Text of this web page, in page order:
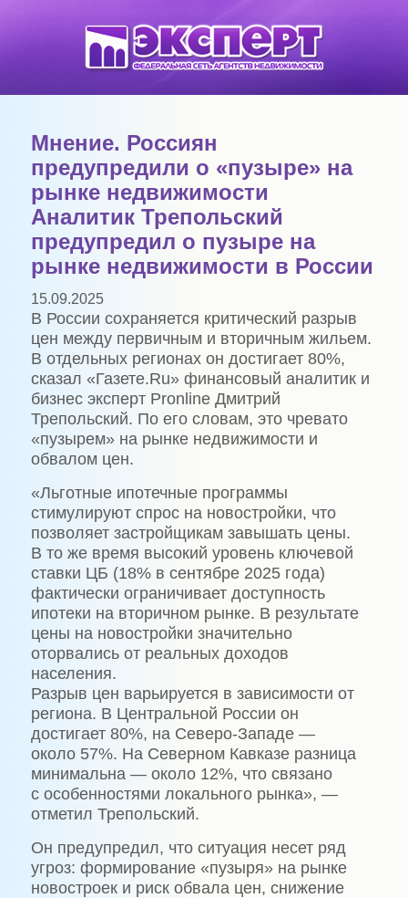
Мнение. Россиян
предупредили о «пузыре» на
рынке недвижимости
Аналитик Трепольский
предупредил о пузыре на
рынке недвижимости в России
15.09.2025
В России сохраняется критический разрыв
цен между первичным и вторичным жильем.
В отдельных регионах он достигает 80%,
сказал «Газете.Ru» финансовый аналитик и
бизнес эксперт Pronline Дмитрий
Трепольский. По его словам, это чревато
«пузырем» на рынке недвижимости и
обвалом цен.
«Льготные ипотечные программы
стимулируют спрос на новостройки, что
позволяет застройщикам завышать цены.
В то же время высокий уровень ключевой
ставки ЦБ (18% в сентябре 2025 года)
фактически ограничивает доступность
ипотеки на вторичном рынке. В результате
цены на новостройки значительно
оторвались от реальных доходов
населения.
Разрыв цен варьируется в зависимости от
региона. В Центральной России он
достигает 80%, на Северо-Западе —
около 57%. На Северном Кавказе разница
минимальна — около 12%, что связано
с особенностями локального рынка», —
отметил Трепольский.
Он предупредил, что ситуация несет ряд
угроз: формирование «пузыря» на рынке
новостроек и риск обвала цен, снижение